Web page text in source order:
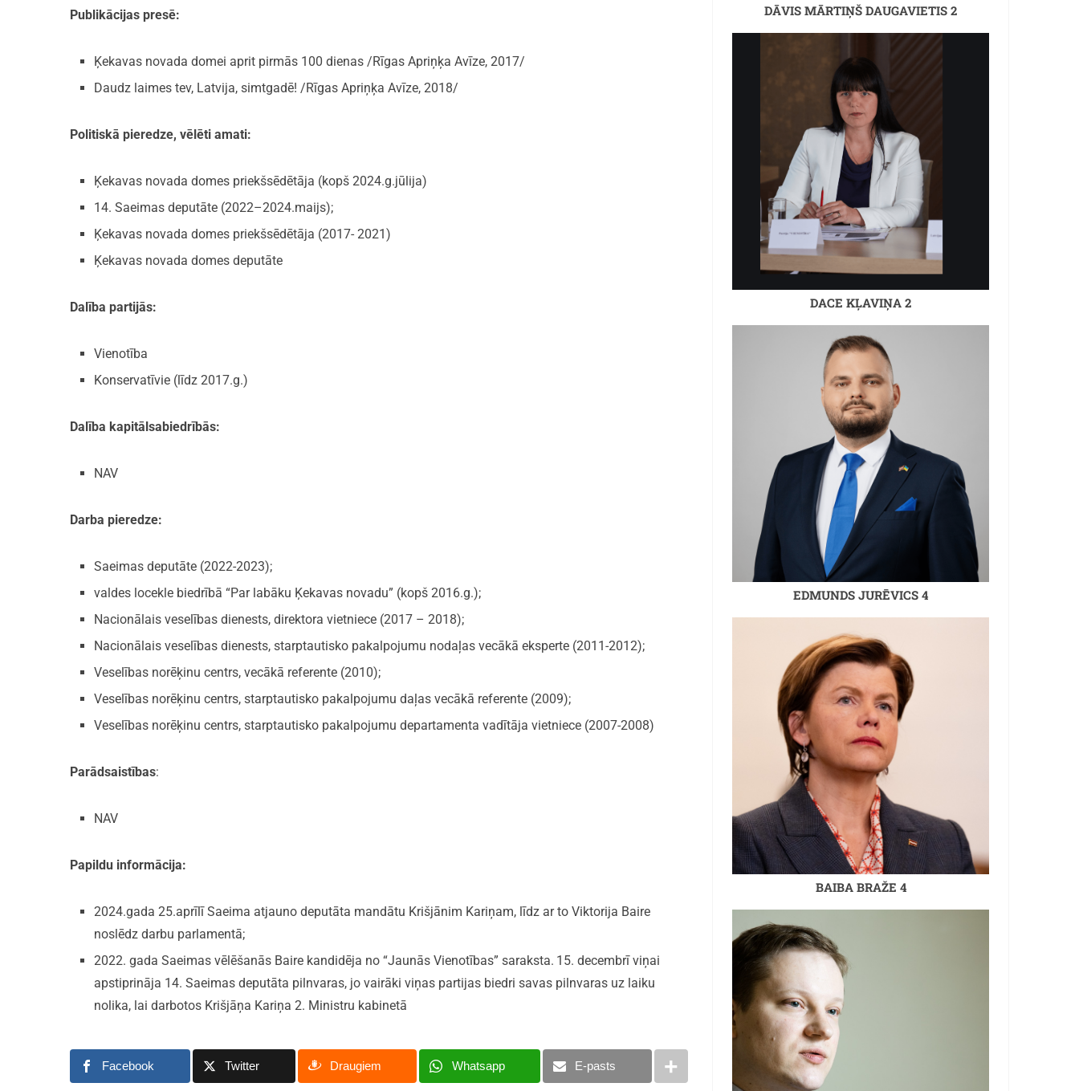
Publikācijas presē:
Ķekavas novada domei aprit pirmās 100 dienas /Rīgas Apriņķa Avīze, 2017/
Daudz laimes tev, Latvija, simtgadē! /Rīgas Apriņķa Avīze, 2018/
Politiskā pieredze, vēlēti amati:
Ķekavas novada domes priekšsēdētāja (kopš 2024.g.jūlija)
14. Saeimas deputāte (2022–2024.maijs);
Ķekavas novada domes priekšsēdētāja (2017- 2021)
Ķekavas novada domes deputāte
Dalība partijās:
Vienotība
Konservatīvie (līdz 2017.g.)
Dalība kapitālsabiedrībās:
NAV
Darba pieredze:
Saeimas deputāte (2022-2023);
valdes locekle biedrībā “Par labāku Ķekavas novadu” (kopš 2016.g.);
Nacionālais veselības dienests, direktora vietniece (2017 – 2018);
Nacionālais veselības dienests, starptautisko pakalpojumu nodaļas vecākā eksperte (2011-2012);
Veselības norēķinu centrs, vecākā referente (2010);
Veselības norēķinu centrs, starptautisko pakalpojumu daļas vecākā referente (2009);
Veselības norēķinu centrs, starptautisko pakalpojumu departamenta vadītāja vietniece (2007-2008)
Parādsaistības:
NAV
Papildu informācija:
2024.gada 25.aprīlī Saeima atjauno deputāta mandātu Krišjānim Kariņam, līdz ar to Viktorija Baire
noslēdz darbu parlamentā;
2022. gada Saeimas vēlēšanās Baire kandidēja no “Jaunās Vienotības” saraksta. 15. decembrī viņai
apstiprināja 14. Saeimas deputāta pilnvaras, jo vairāki viņas partijas biedri savas pilnvaras uz laiku
nolika, lai darbotos Krišjāņa Kariņa 2. Ministru kabinetā
Facebook Twitter Draugiem Whatsapp E-pasts
DĀVIS MĀRTIŅŠ DAUGAVIETIS 2
DACE KĻAVIŅA 2
EDMUNDS JURĒVICS 4
BAIBA BRAŽE 4